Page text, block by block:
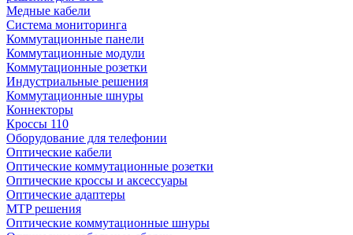
Медные кабели
Система мониторинга
Коммутационные панели
Коммутационные модули
Коммутационные розетки
Индустриальные решения
Коммутационные шнуры
Коннекторы
Кроссы 110
Оборудование для телефонии
Оптические кабели
Оптические коммутационные розетки
Оптические кроссы и аксессуары
Оптические адаптеры
MTP решения
Оптические коммутационные шнуры